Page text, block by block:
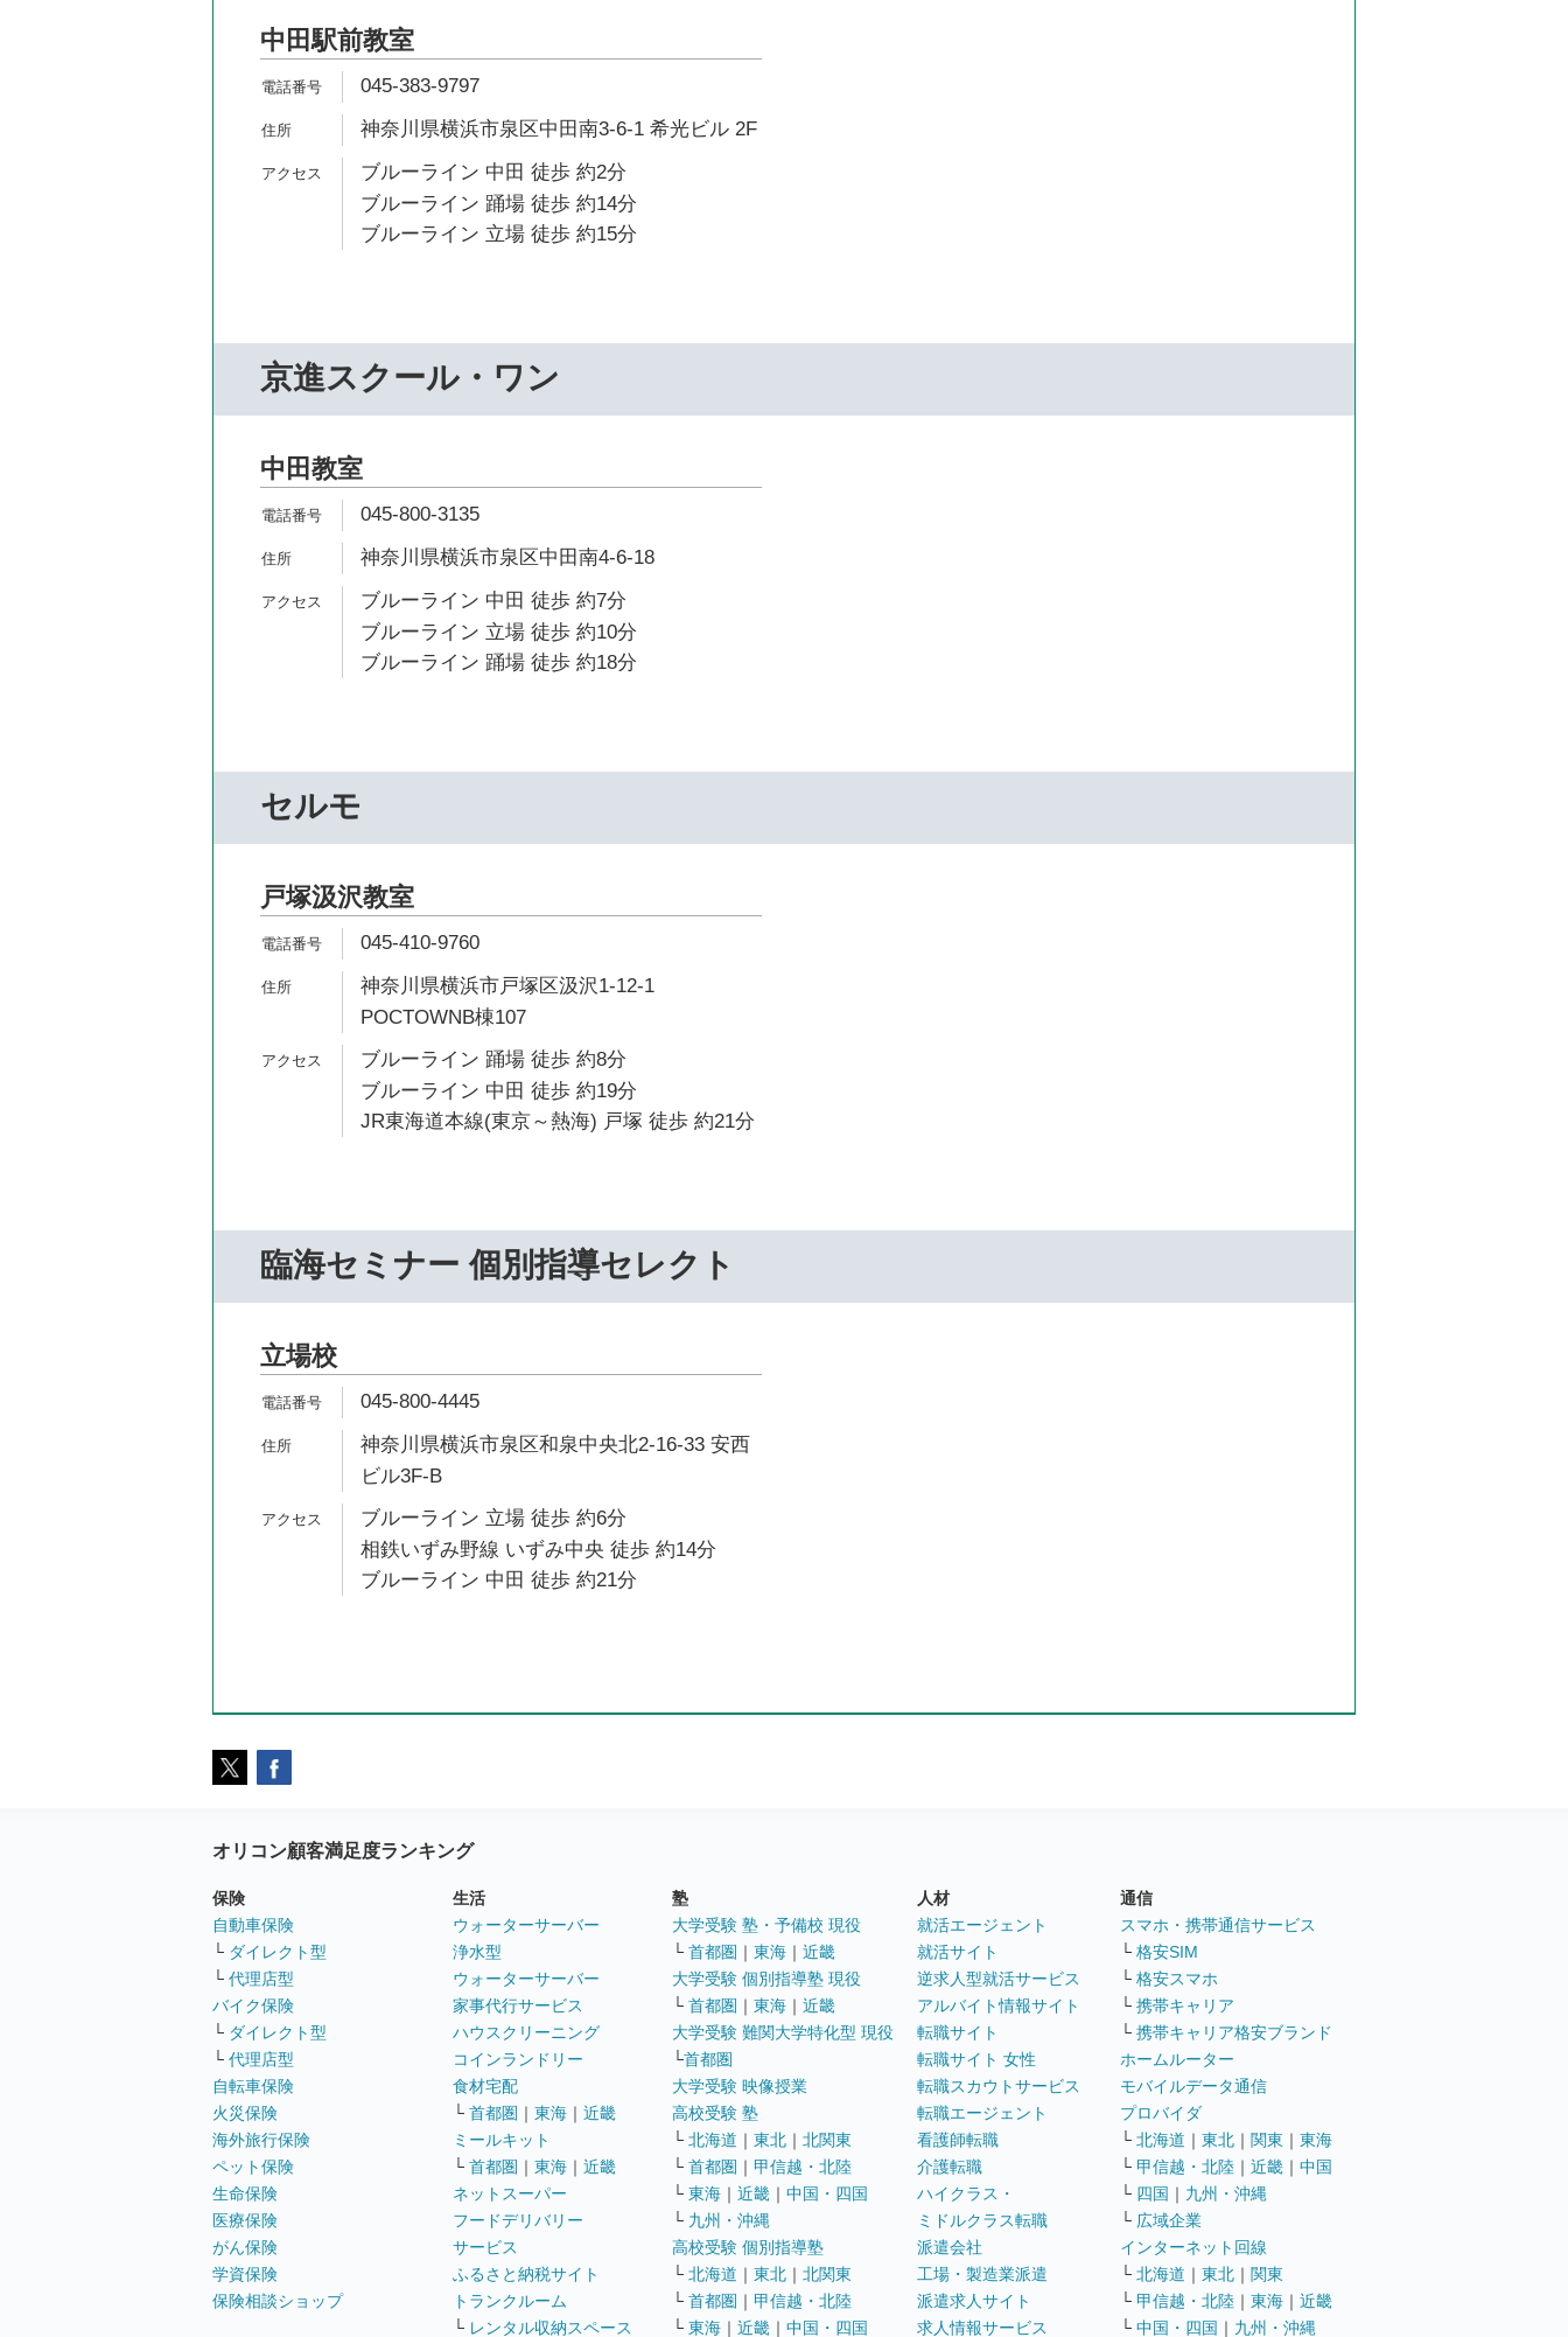
中田駅前教室
045-383-9797
神奈川県横浜市泉区中田南3-6-1 希光ビル 2F
ブルーライン 中田 徒歩 約2分
ブルーライン 踊場 徒歩 約14分
ブルーライン 立場 徒歩 約15分
京進スクール・ワン
中田教室
045-800-3135
神奈川県横浜市泉区中田南4-6-18
ブルーライン 中田 徒歩 約7分
ブルーライン 立場 徒歩 約10分
ブルーライン 踊場 徒歩 約18分
セルモ
戸塚汲沢教室
045-410-9760
神奈川県横浜市戸塚区汲沢1-12-1
POCTOWNB棟107
ブルーライン 踊場 徒歩 約8分
ブルーライン 中田 徒歩 約19分
JR東海道本線(東京～熱海) 戸塚 徒歩 約21分
臨海セミナー 個別指導セレクト
立場校
045-800-4445
神奈川県横浜市泉区和泉中央北2-16-33 安西
ビル3F-B
ブルーライン 立場 徒歩 約6分
相鉄いずみ野線 いずみ中央 徒歩 約14分
ブルーライン 中田 徒歩 約21分
オリコン顧客満足度ランキング
保険
自動車保険
└ ダイレクト型
└ 代理店型
バイク保険
└ ダイレクト型
└ 代理店型
自転車保険
火災保険
海外旅行保険
ペット保険
生命保険
医療保険
がん保険
学資保険
保険相談ショップ
生活
ウォーターサーバー
浄水型
ウォーターサーバー
家事代行サービス
ハウスクリーニング
コインランドリー
食材宅配
└ 首都圏 ｜ 東海 ｜ 近畿
ミールキット
└ 首都圏 ｜ 東海 ｜ 近畿
ネットスーパー
フードデリバリー
サービス
ふるさと納税サイト
トランクルーム
└ レンタル収納スペース
塾
大学受験 塾・予備校 現役
└ 首都圏 ｜ 東海 ｜ 近畿
大学受験 個別指導塾 現役
└ 首都圏 ｜ 東海 ｜ 近畿
大学受験 難関大学特化型 現役
└首都圏
大学受験 映像授業
高校受験 塾
└ 北海道 ｜ 東北 ｜ 北関東
└ 首都圏 ｜ 甲信越・北陸
└ 東海 ｜ 近畿 ｜ 中国・四国
└ 九州・沖縄
高校受験 個別指導塾
└ 北海道 ｜ 東北 ｜ 北関東
└ 首都圏 ｜ 甲信越・北陸
└ 東海 ｜ 近畿 ｜ 中国・四国
人材
就活エージェント
就活サイト
逆求人型就活サービス
アルバイト情報サイト
転職サイト
転職サイト 女性
転職スカウトサービス
転職エージェント
看護師転職
介護転職
ハイクラス・
ミドルクラス転職
派遣会社
工場・製造業派遣
派遣求人サイト
求人情報サービス
通信
スマホ・携帯通信サービス
└ 格安SIM
└ 格安スマホ
└ 携帯キャリア
└ 携帯キャリア格安ブランド
ホームルーター
モバイルデータ通信
プロバイダ
└ 北海道 ｜ 東北 ｜ 関東 ｜ 東海
└ 甲信越・北陸 ｜ 近畿 ｜ 中国
└ 四国 ｜ 九州・沖縄
└ 広域企業
インターネット回線
└ 北海道 ｜ 東北 ｜ 関東
└ 甲信越・北陸 ｜ 東海 ｜ 近畿
└ 中国・四国 ｜ 九州・沖縄